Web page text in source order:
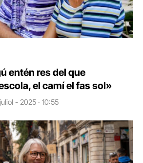
entén res del que
el camí el fas sol»
- 2025 · 10:55